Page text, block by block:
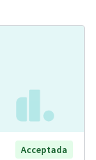
Acceptada